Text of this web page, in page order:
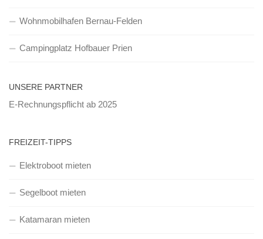
Wohnmobilhafen Bernau-Felden
Campingplatz Hofbauer Prien
UNSERE PARTNER
E-Rechnungspflicht ab 2025
FREIZEIT-TIPPS
Elektroboot mieten
Segelboot mieten
Katamaran mieten